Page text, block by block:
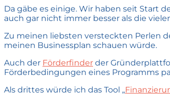
Da gäbe es einige. Wir haben seit Start
auch gar nicht immer besser als die
Zu meinen liebsten versteckten Perlen
meinen Businessplan schauen würde.
Auch der Förderfinder der
Förderbedingungen eines Programms
Als drittes würde ich das Tool „